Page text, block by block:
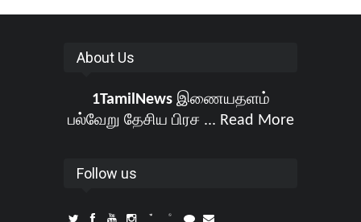
About Us
1TamilNewsஇணையதளம்
பல்வேறு தேசிய பிரச ... Read More
Follow us